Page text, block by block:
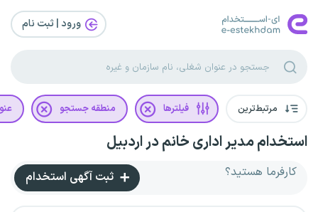
ورود | ثبت‌ نام
مرتبط‌ترین فیلترها منطقه جستجو
استخدام مدیر اداری خانم در اردبیل
کارفرما هستید؟ ثبت آگهی استخدام